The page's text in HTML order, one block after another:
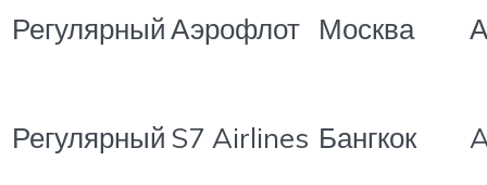
РегулярныйАэрофлот Москва
Регулярный S7 Airlines Бангкок